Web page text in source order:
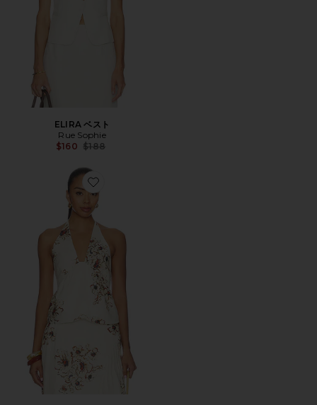
ELIRA ベスト
Rue Sophie
$160 Previous price:
$188
Favorite FREJA トップ